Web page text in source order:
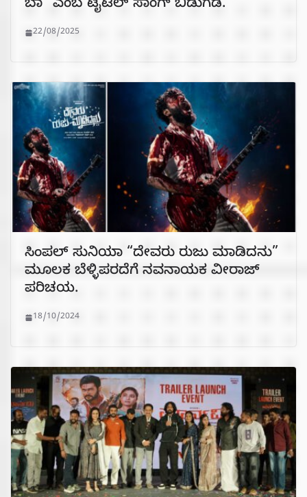
ಬಾ” ಎಂಬ ಟೈಟಲ್ ಸಾಂಗ್ ಬಿಡುಗಡೆ.
22/08/2025
ಸಿಂಪಲ್ ಸುನಿಯಾ “ದೇವರು ರುಜು ಮಾಡಿದನು”
ಮೂಲಕ ಬೆಳ್ಳಿಪರದೆಗೆ ನವನಾಯಕ ವೀರಾಜ್
ಪರಿಚಯ.
18/10/2024